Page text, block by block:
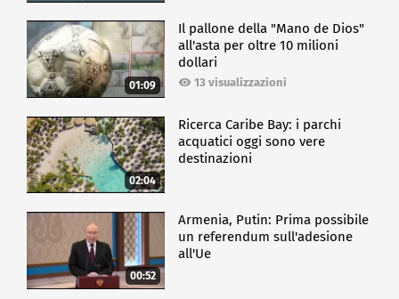
01:09
Il pallone della "Mano de Dios"
all'asta per oltre 10 milioni
dollari
13 visualizzazioni
02:04
Ricerca Caribe Bay: i parchi
acquatici oggi sono vere
destinazioni
00:52
Armenia, Putin: Prima possibile
un referendum sull'adesione
all'Ue